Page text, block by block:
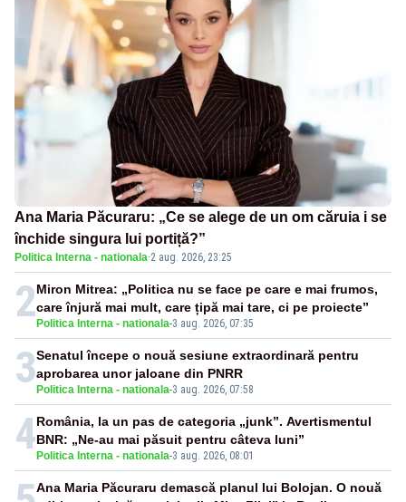
Ana Maria Păcuraru: „Ce se alege de un om căruia i se
închide singura lui portiță?”
Politica Interna - nationala·2 aug. 2026, 23:25
2 Politica Interna - nationala-3 aug. 2026, 07:35
Miron Mitrea: „Politica nu se face pe care e mai frumos,
care înjură mai mult, care țipă mai tare, ci pe proiecte”
3 Politica Interna - nationala-3 aug. 2026, 07:58
Senatul începe o nouă sesiune extraordinară pentru
aprobarea unor jaloane din PNRR
4 Politica Interna - nationala-3 aug. 2026, 08:01
România, la un pas de categoria „junk”. Avertismentul
BNR: „Ne-au mai păsuit pentru câteva luni”
Ana Maria Păcuraru demască planul lui Bolojan. O nouă